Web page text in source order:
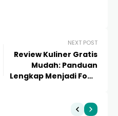
NEXT POST
Review Kuliner Gratis
Mudah: Panduan
Lengkap Menjadi Food